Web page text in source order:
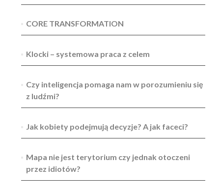
CORE TRANSFORMATION
Klocki – systemowa praca z celem
Czy inteligencja pomaga nam w porozumieniu się
z ludźmi?
Jak kobiety podejmują decyzje? A jak faceci?
Mapa nie jest terytorium czy jednak otoczeni
przez idiotów?